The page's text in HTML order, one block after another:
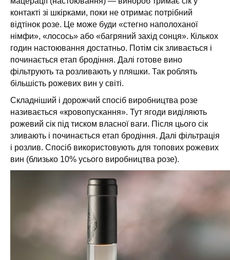
контакті зі шкірками, поки не отримає потрібний
відтінок розе. Це може буди «стегно наполоханої
німфи», «лосось» або «багряний захід сонця». Кількох
годин настоювання достатньо. Потім сік зливається і
починається етап бродіння. Далі готове вино
фільтрують та розливають у пляшки. Так роблять
більшість рожевих вин у світі.
Складніший і дорожчий спосіб виробництва розе
називається «кровопускання». Тут ягоди виділяють
рожевий сік під тиском власної ваги. Після цього сік
зливають і починається етап бродіння. Далі фільтрація
і розлив. Спосіб використовують для топових рожевих
вин (близько 10% усього виробництва розе).